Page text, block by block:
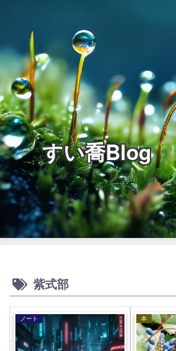
すい喬Blog
紫式部
ノート 本